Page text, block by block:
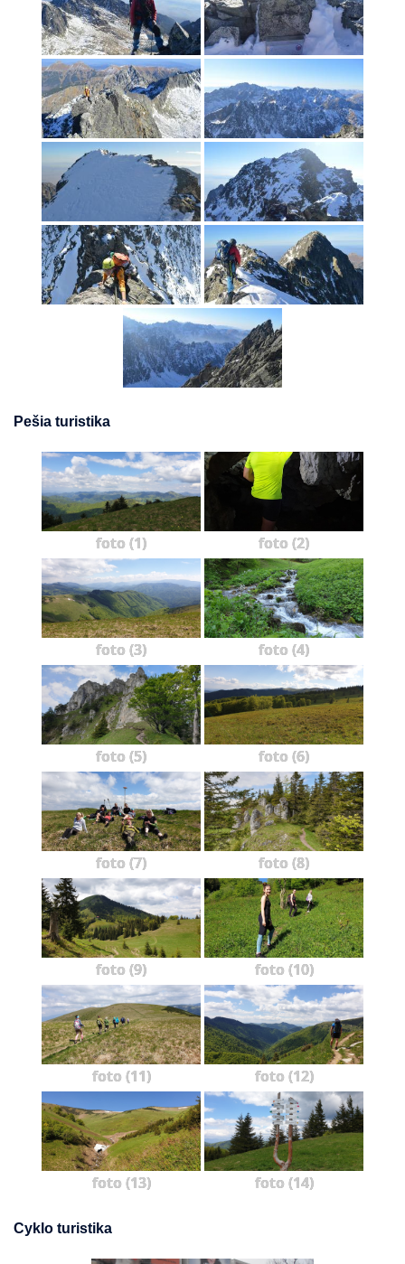
Pešia turistika
foto (1) foto (2)
foto (3) foto (4)
foto (5) foto (6)
foto (7) foto (8)
foto (9) foto (10)
foto (11) foto (12)
foto (13) foto (14)
Cyklo turistika